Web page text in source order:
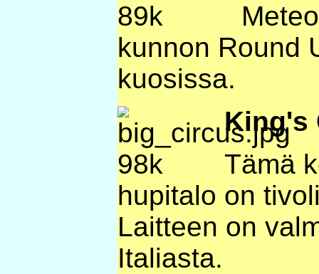
kunnon Round
kuosissa.
King's
Tämä
hupitalo on
Laitteen on
Italiasta.